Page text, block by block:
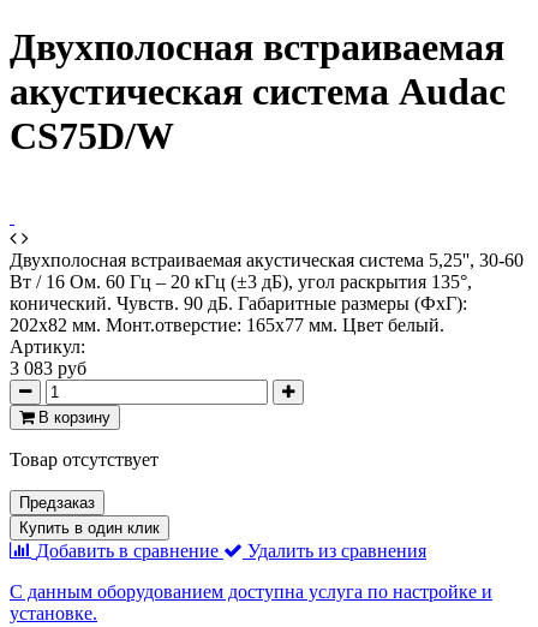
Двухполосная встраиваемая
акустическая система Audac
CS75D/W
Двухполосная встраиваемая акустическая система 5,25'', 30-60
Вт / 16 Ом. 60 Гц – 20 кГц (±3 дБ), угол раскрытия 135°,
конический. Чувств. 90 дБ. Габаритные размеры (ФxГ):
202x82 мм. Монт.отверстие: 165x77 мм. Цвет белый.
Артикул:
3 083 руб
В корзину
Товар отсутствует
Предзаказ
Купить в один клик
Добавить в сравнение
Удалить из сравнения
С данным оборудованием доступна услуга по настройке и
установке.